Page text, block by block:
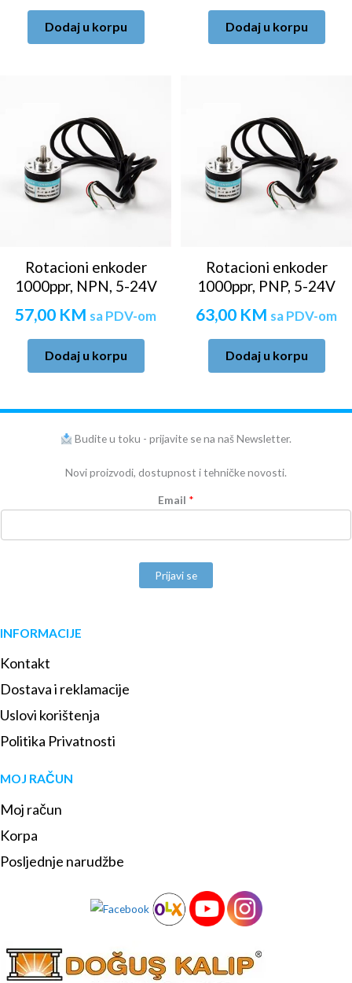
Dodaj u korpu Dodaj u korpu
Rotacioni enkoder
1000ppr, NPN, 5-24V
57,00 KM sa PDV-om
Dodaj u korpu
Rotacioni enkoder
1000ppr, PNP, 5-24V
63,00 KM sa PDV-om
Dodaj u korpu
Budite u toku - prijavite se na naš Newsletter.
Novi proizvodi, dostupnost i tehničke novosti.
Email *
Prijavi se
INFORMACIJE
Kontakt
Dostava i reklamacije
Uslovi korištenja
Politika Privatnosti
MOJ RAČUN
Moj račun
Korpa
Posljednje narudžbe